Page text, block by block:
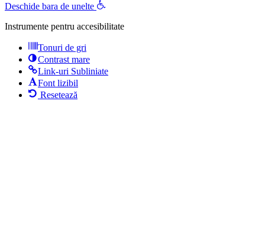
Deschide bara de unelte
Instrumente pentru accesibilitate
Tonuri de gri
Contrast mare
Link-uri Subliniate
Font lizibil
Resetează